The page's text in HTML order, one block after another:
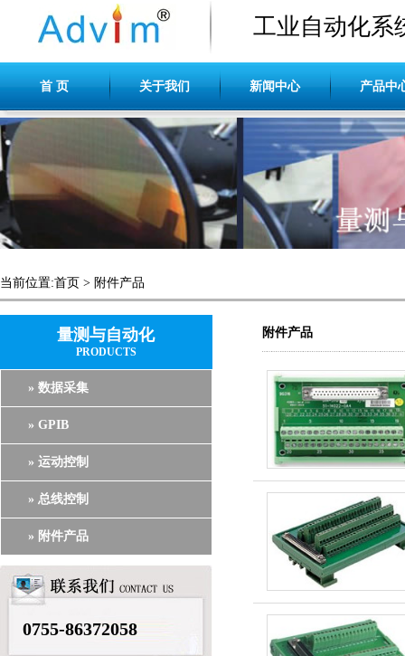
工业自动化系
首 页 关于我们 新闻中心 产品中
当前位置:首页 > 附件产品
量测与自动化
PRODUCTS
» 数据采集
» GPIB
» 运动控制
» 总线控制
» 附件产品
0755-86372058
附件产品